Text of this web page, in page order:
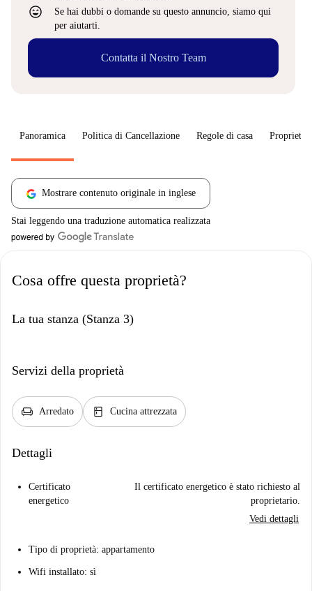
sentiment_very_satisfied
Se hai dubbi o domande su questo annuncio, siamo qui
per aiutarti.
Contatta il Nostro Team
Panoramica Politica di Cancellazione Regole di casa
Mostrare contenuto originale in inglese
Stai leggendo una traduzione automatica realizzata
Cosa offre questa proprietà?
La tua stanza (Stanza 3)
Servizi della proprietà
chair Arredato kitchen Cucina attrezzata
Dettagli
Certificato
energetico
Il certificato energetico è stato richiesto al
proprietario.
Vedi dettagli
Tipo di proprietà: appartamento
Wifi installato: sì